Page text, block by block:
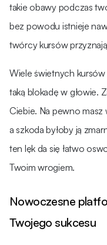
takie obawy podczas
bez powodu istnieje
twórcy kursów
Wiele świetnych kursów
taką blokadę w głowie.
Ciebie. Na pewno
a szkoda byłoby ją
ten lęk da się łatwo
Twoim wrogiem.
Nowoczesne
Twojego sukcesu